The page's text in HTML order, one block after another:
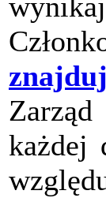
każdej